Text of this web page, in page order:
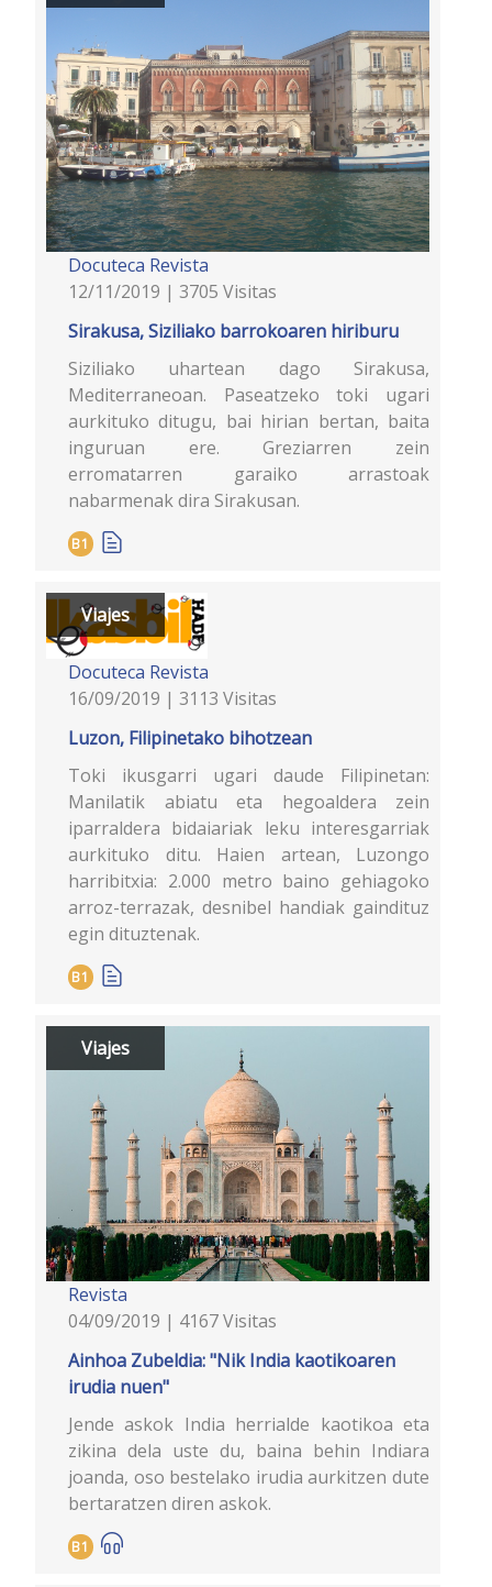
Docuteca Revista
12/11/2019 | 3705 Visitas
Sirakusa, Siziliako barrokoaren hiriburu
Siziliako uhartean dago Sirakusa,
Mediterraneoan. Paseatzeko toki ugari
aurkituko ditugu, bai hirian bertan, baita
inguruan ere. Greziarren zein
erromatarren garaiko arrastoak
nabarmenak dira Sirakusan.
B1
Viajes
Docuteca Revista
16/09/2019 | 3113 Visitas
Luzon, Filipinetako bihotzean
Toki ikusgarri ugari daude Filipinetan:
Manilatik abiatu eta hegoaldera zein
iparraldera bidaiariak leku interesgarriak
aurkituko ditu. Haien artean, Luzongo
harribitxia: 2.000 metro baino gehiagoko
arroz-terrazak, desnibel handiak gaindituz
egin dituztenak.
B1
Viajes
Revista
04/09/2019 | 4167 Visitas
Ainhoa Zubeldia: "Nik India kaotikoaren
irudia nuen"
Jende askok India herrialde kaotikoa eta
zikina dela uste du, baina behin Indiara
joanda, oso bestelako irudia aurkitzen dute
bertaratzen diren askok.
B1